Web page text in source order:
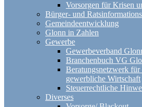
Vorsorgen für Krisen
Bürger- und
Gemeindeentwicklung
Glonn in Zahlen
Gewerbe
Gewerbeverband
Branchenbuch VG
Beratungsnetzwerk
gewerbliche Wirtschaft
Steuerrechtliche
Diverses